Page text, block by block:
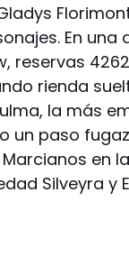
En una
reservas
rienda
la más
un paso
en
Silveyra y